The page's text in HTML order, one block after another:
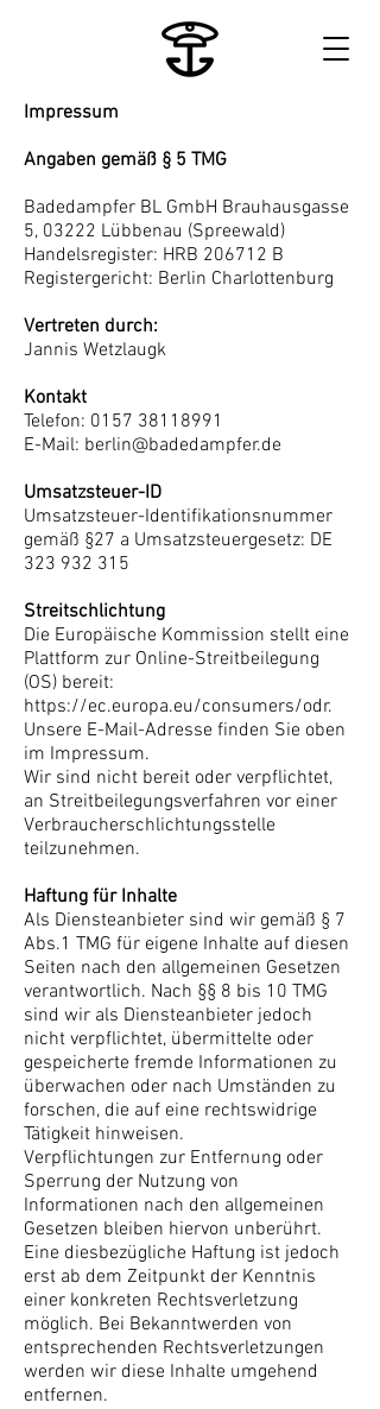
Impressum
Angaben gemäß § 5 TMG
Badedampfer BL GmbH Brauhausgasse
5, 03222 Lübbenau (Spreewald)
Handelsregister: HRB 206712 B
Registergericht: Berlin Charlottenburg
Vertreten durch:
Jannis Wetzlaugk
Kontakt
Telefon: 0157 38118991
E-Mail: berlin@badedampfer.de
Umsatzsteuer-ID
Umsatzsteuer-Identifikationsnummer
gemäß §27 a Umsatzsteuergesetz: DE
323 932 315
Streitschlichtung
Die Europäische Kommission stellt eine
Plattform zur Online-Streitbeilegung
(OS) bereit:
https://ec.europa.eu/consumers/odr.
Unsere E-Mail-Adresse finden Sie oben
im Impressum.
Wir sind nicht bereit oder verpflichtet,
an Streitbeilegungsverfahren vor einer
Verbraucherschlichtungsstelle
teilzunehmen.
Haftung für Inhalte
Als Diensteanbieter sind wir gemäß § 7
Abs.1 TMG für eigene Inhalte auf diesen
Seiten nach den allgemeinen Gesetzen
verantwortlich. Nach §§ 8 bis 10 TMG
sind wir als Diensteanbieter jedoch
nicht verpflichtet, übermittelte oder
gespeicherte fremde Informationen zu
überwachen oder nach Umständen zu
forschen, die auf eine rechtswidrige
Tätigkeit hinweisen.
Verpflichtungen zur Entfernung oder
Sperrung der Nutzung von
Informationen nach den allgemeinen
Gesetzen bleiben hiervon unberührt.
Eine diesbezügliche Haftung ist jedoch
erst ab dem Zeitpunkt der Kenntnis
einer konkreten Rechtsverletzung
möglich. Bei Bekanntwerden von
entsprechenden Rechtsverletzungen
werden wir diese Inhalte umgehend
entfernen.